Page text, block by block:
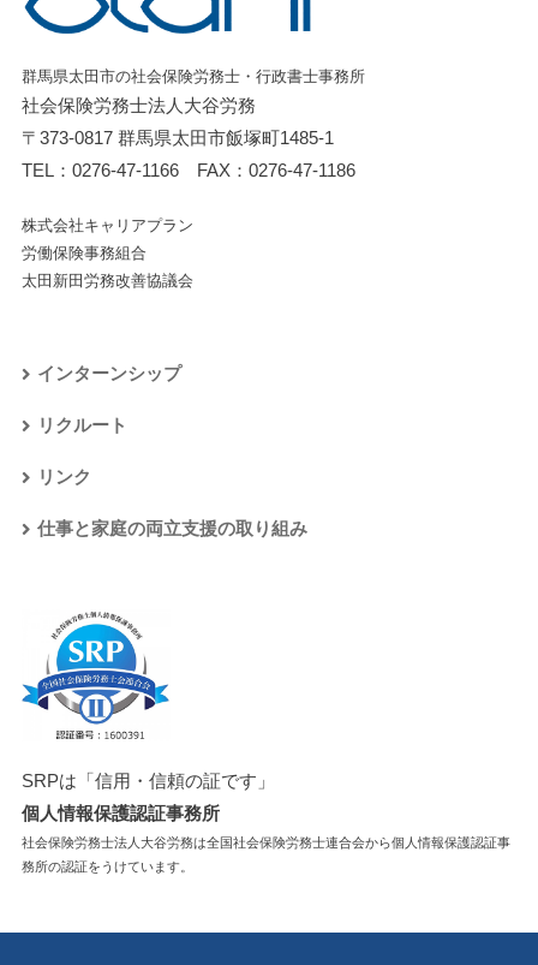
群馬県太田市の社会保険労務士・行政書士事務所
社会保険労務士法人大谷労務
〒373-0817 群馬県太田市飯塚町1485-1
TEL： 0276-47-1166FAX：0276-47-1186
株式会社キャリアプラン
労働保険事務組合
太田新田労務改善協議会
インターンシップ
リクルート
リンク
仕事と家庭の両立支援の取り組み
SRPは「信用・信頼の証です」
個人情報保護認証事務所
社会保険労務士法人大谷労務は全国社会保険労務士連合会から個人情報保護認証事
務所の認証をうけています。